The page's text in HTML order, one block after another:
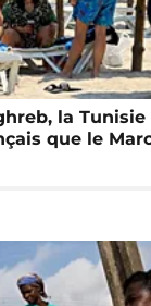
la
que le